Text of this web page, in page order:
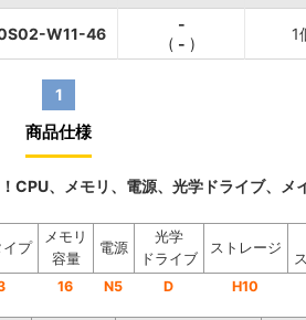
W11-46
-
( - )
1
1
商品仕様
CPU、メモリ、電源、光学ドライブ、
イプ
メモリ
容量
電源
光学
ドライブ
ストレージ
16 N5 D H10